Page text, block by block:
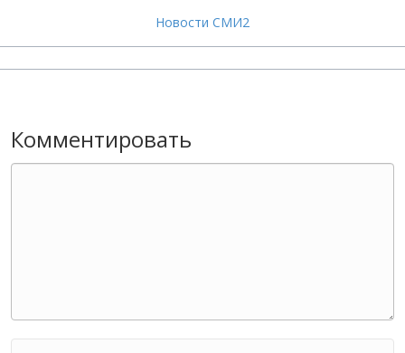
Новости СМИ2
Комментировать